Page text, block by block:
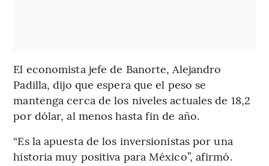
El economista jefe de Banorte, Alejandro
Padilla, dijo que espera que el peso se
mantenga cerca de los niveles actuales de 18,2
por dólar, al menos hasta fin de año.
“Es la apuesta de los inversionistas por una
historia muy positiva para México”, afirmó.